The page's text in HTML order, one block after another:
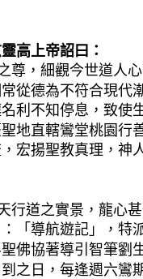
高上帝詔曰：
，細觀今世道人心
從德為不符合現代
利不知停息，致使
地直轄鸞堂桃園行
宏揚聖教真理，神
道之實景，龍心甚
「導航遊記」，特
佛協著導引智筆劉
之日，每逢週六鸞